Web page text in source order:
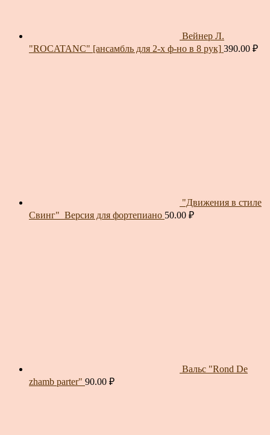
Вейнер Л.
"ROCATANC" [ансамбль для 2-х ф-но в 8 рук] 390.00 ₽
"Движения в стиле
Свинг"_Версия для фортепиано 50.00 ₽
Вальс "Rond De
zhamb parter" 90.00 ₽